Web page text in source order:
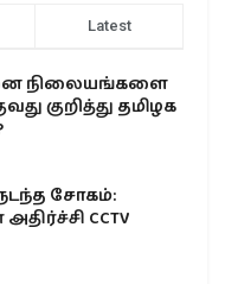
Latest
நிலையங்களை
குறித்து தமிழக
சோகம்:
CCTV